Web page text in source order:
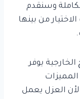
وسنقدم
من بينها
يوفر
العزل يعمل